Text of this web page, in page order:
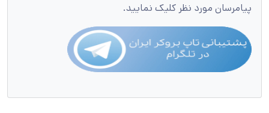
پیامرسان مورد نظر کلیک نمایید.